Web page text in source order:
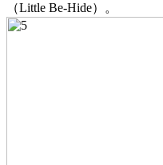
（Little Be-Hide）。